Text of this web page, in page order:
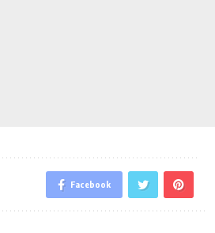
Facebook